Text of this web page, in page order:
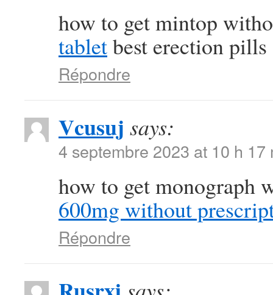
how to get mintop
tabletbest erection pills
Répondre
Vcusuj says:
4 septembre 2023 at 10 h 17
how to get monograph
600mg without
Répondre